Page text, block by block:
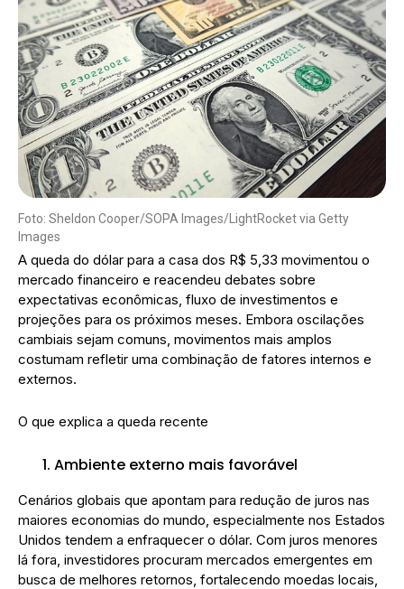
Foto: Sheldon Cooper/SOPA Images/LightRocket via Getty
Images
A queda do dólar para a casa dos R$ 5,33 movimentou o
mercado financeiro e reacendeu debates sobre
expectativas econômicas, fluxo de investimentos e
projeções para os próximos meses. Embora oscilações
cambiais sejam comuns, movimentos mais amplos
costumam refletir uma combinação de fatores internos e
externos.
O que explica a queda recente
Ambiente externo mais favorável
Cenários globais que apontam para redução de juros nas
maiores economias do mundo, especialmente nos Estados
Unidos tendem a enfraquecer o dólar. Com juros menores
lá fora, investidores procuram mercados emergentes em
busca de melhores retornos, fortalecendo moedas locais,